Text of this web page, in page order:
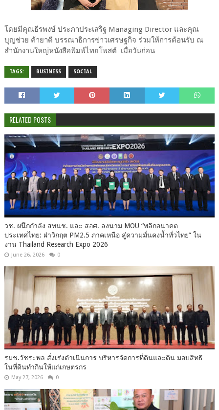
โดยมีคุณธีรพงษ์ ประภาประเสริฐ Managing Director และคุณ
บุญช่วย ค้ายาดี บรรณาธิการข่าวเศรษฐกิจ ร่วมให้การต้อนรับ ณ
สำนักงานใหญ่หนังสือพิมพ์ไทยโพสต์ เมื่อวันก่อน
TAGS: BUSINESS SOCIAL
RELATED POSTS
วช. ผนึกกำลัง สทนช. และ สอศ. ลงนาม MOU “พลิกอนาคต
ประเทศไทย: ฝ่าวิกฤต PM2.5 ภาคเหนือ สู่ความมั่นคงน้ำทั่วไทย” ใน
งาน Thailand Research Expo 2026
June 26, 2026 0
รมช.วัชระพล สั่งเร่งดำเนินการ บริหารจัดการที่ดินและดิน มอบสิทธิ
ในที่ดินทำกินให้แก่เกษตรกร
May 27, 2026 0